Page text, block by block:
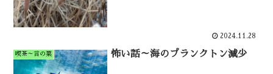
2024.11.28
喫茶～言の葉 怖い話～海のプランクトン減少